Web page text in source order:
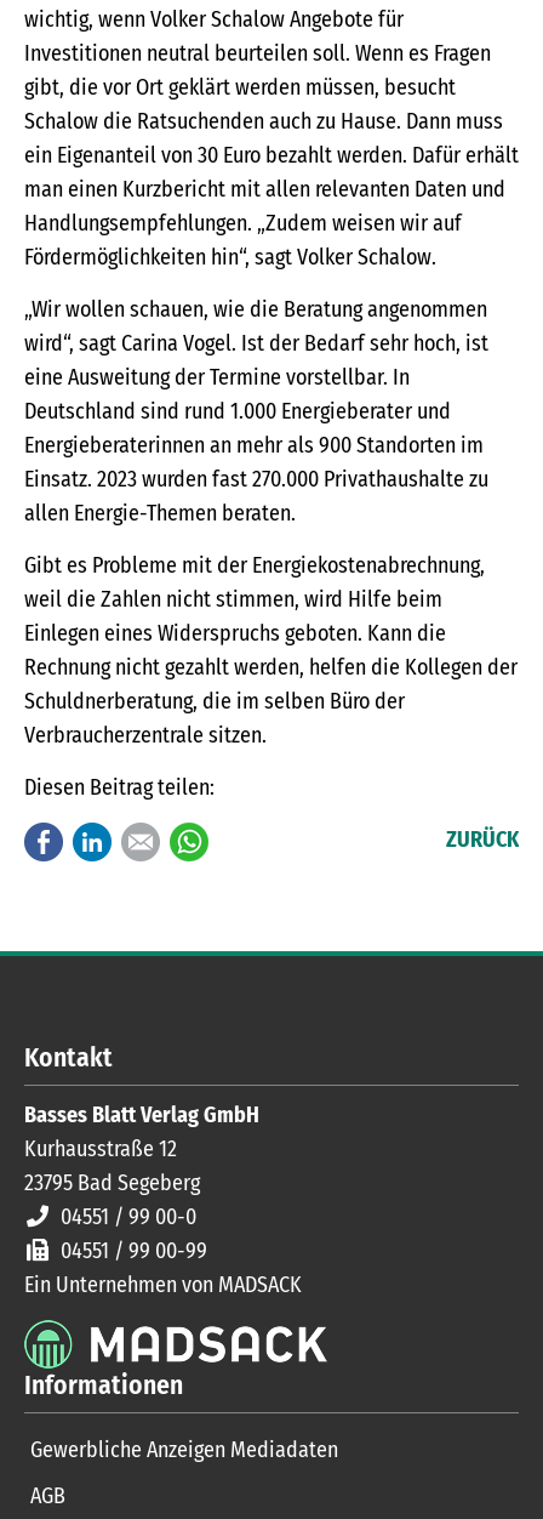
wichtig, wenn Volker Schalow Angebote für
Investitionen neutral beurteilen soll. Wenn es Fragen
gibt, die vor Ort geklärt werden müssen, besucht
Schalow die Ratsuchenden auch zu Hause. Dann muss
ein Eigenanteil von 30 Euro bezahlt werden. Dafür erhält
man einen Kurzbericht mit allen relevanten Daten und
Handlungsempfehlungen. „Zudem weisen wir auf
Fördermöglichkeiten hin“, sagt Volker Schalow.
„Wir wollen schauen, wie die Beratung angenommen
wird“, sagt Carina Vogel. Ist der Bedarf sehr hoch, ist
eine Ausweitung der Termine vorstellbar. In
Deutschland sind rund 1.000 Energieberater und
Energieberaterinnen an mehr als 900 Standorten im
Einsatz. 2023 wurden fast 270.000 Privathaushalte zu
allen Energie-Themen beraten.
Gibt es Probleme mit der Energiekostenabrechnung,
weil die Zahlen nicht stimmen, wird Hilfe beim
Einlegen eines Widerspruchs geboten. Kann die
Rechnung nicht gezahlt werden, helfen die Kollegen der
Schuldnerberatung, die im selben Büro der
Verbraucherzentrale sitzen.
Diesen Beitrag teilen:
FacebookLinkedInE-mail ZURÜCK
Kontakt
Basses Blatt Verlag GmbH
Kurhausstraße 12
23795 Bad Segeberg
04551 / 99 00-0
04551 / 99 00-99
Ein Unternehmen von MADSACK
Informationen
Gewerbliche Anzeigen Mediadaten
AGB